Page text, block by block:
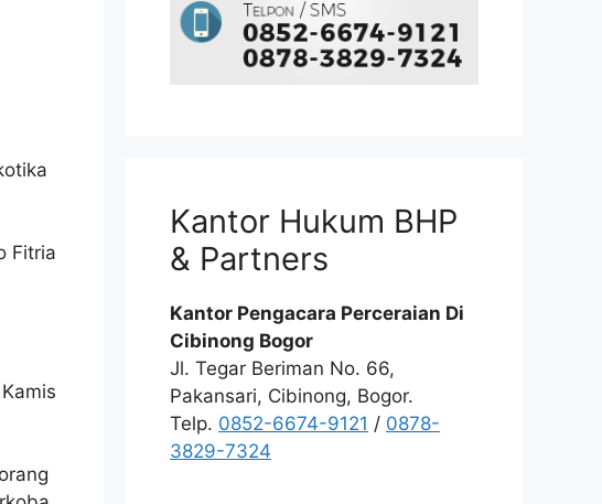
Fitria
Kantor Hukum BHP
& Partners
Kantor Pengacara Perceraian Di
Cibinong Bogor
Jl. Tegar Beriman No. 66,
Pakansari, Cibinong, Bogor.
Telp. 0852-6674-9121 / 0878-
3829-7324